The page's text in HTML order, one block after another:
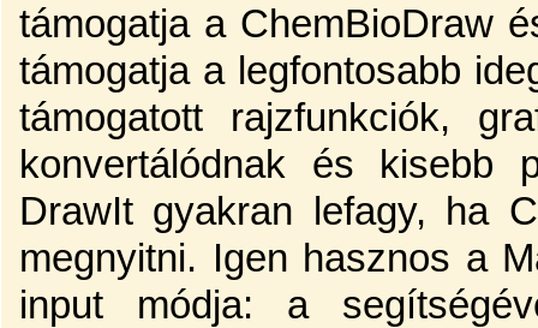
támogatja a ChemBioDraw
támogatja a legfontosabb
támogatott rajzfunkciók,
konvertálódnak és kisebb
DrawIt gyakran lefagy, ha
megnyitni. Igen hasznos a
input módja: a